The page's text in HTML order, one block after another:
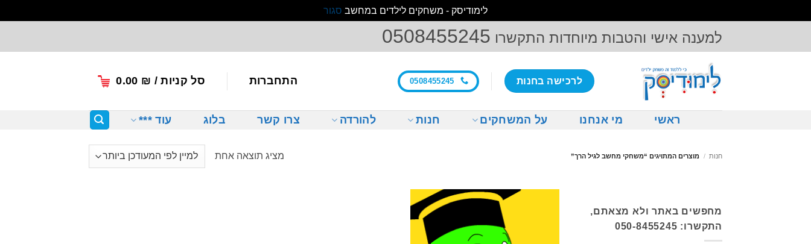
לימודיסק - משחקים לילדים במחשב סגור
למענה אישי והטבות מיוחדות התקשרו 0508455245
לרכישה בחנות 0508455245 התחברות סל קניות / 0.00 ₪
ראשי מי אנחנו על המשחקים חנות להורדה צרו קשר בלוג עוד ***
חנות / מוצרים המתויגים “משחקי מחשב לגיל הרך” מציג תוצאה אחת
מחפשים באתר ולא מצאתם,
התקשרו: 050-8455245
הוסף
לרשימת
המשאלות